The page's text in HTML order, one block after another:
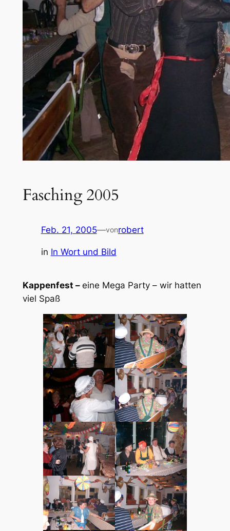
Fasching 2005
Feb. 21, 2005—vonrobert
in In Wort und Bild
Kappenfest – eine Mega Party – wir hatten
viel Spaß